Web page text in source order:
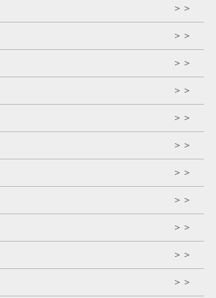
＞＞
＞＞
＞＞
＞＞
＞＞
＞＞
＞＞
＞＞
＞＞
＞＞
＞＞